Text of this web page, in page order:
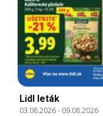
Lidl leták
03.08.2026- 09.08.2026